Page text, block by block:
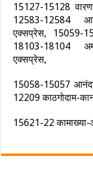
15127-15128
12583-12584
एक्सप्रेस, 15059-
18103-18104
एक्सप्रेस,
15058-15057
12209 काठगोदाम-
15621-22 कामाख्या-